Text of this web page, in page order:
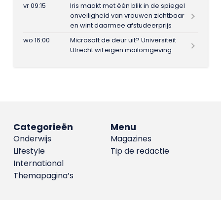
vr 09:15
Iris maakt met één blik in de spiegel
onveiligheid van vrouwen zichtbaar
en wint daarmee afstudeerprijs
wo 16:00
Microsoft de deur uit? Universiteit
Utrecht wil eigen mailomgeving
Menu
Magazines
Tip de redactie
Categorieën
Onderwijs
Lifestyle
International
Themapagina’s